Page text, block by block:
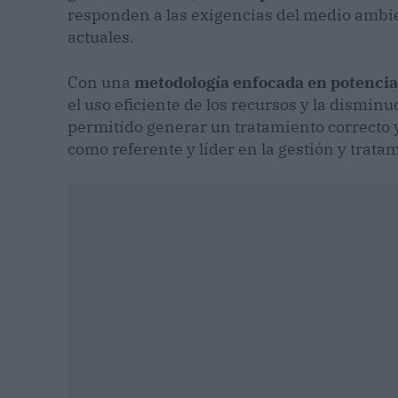
responden a las exigencias del medio
actuales.
Con una metodología enfocada en
el uso eficiente de los recursos y la
permitido generar un tratamiento
como referente y líder en la gestión y